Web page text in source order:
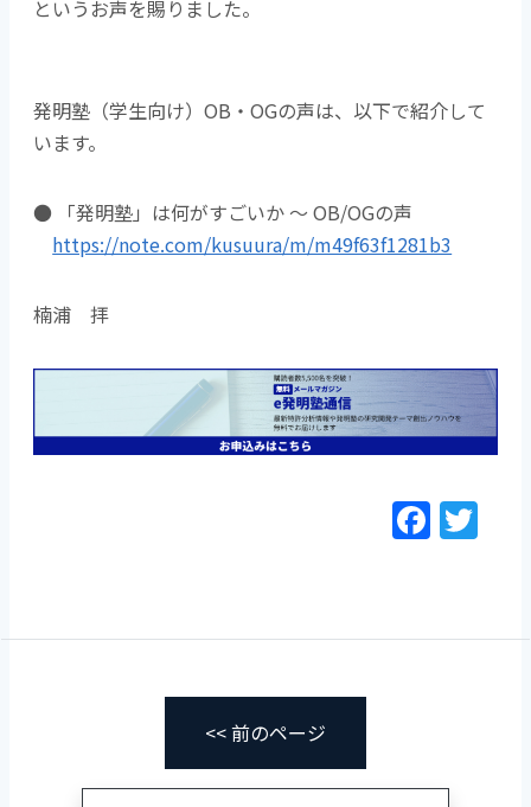
というお声を賜りました。
発明塾（学生向け）OB・OGの声は、以下で紹介して
います。
● 「発明塾」は何がすごいか ～ OB/OGの声
https://note.com/kusuura/m/m49f63f1281b3
楠浦 拝
F
a
e
k
er
<< 前のページ